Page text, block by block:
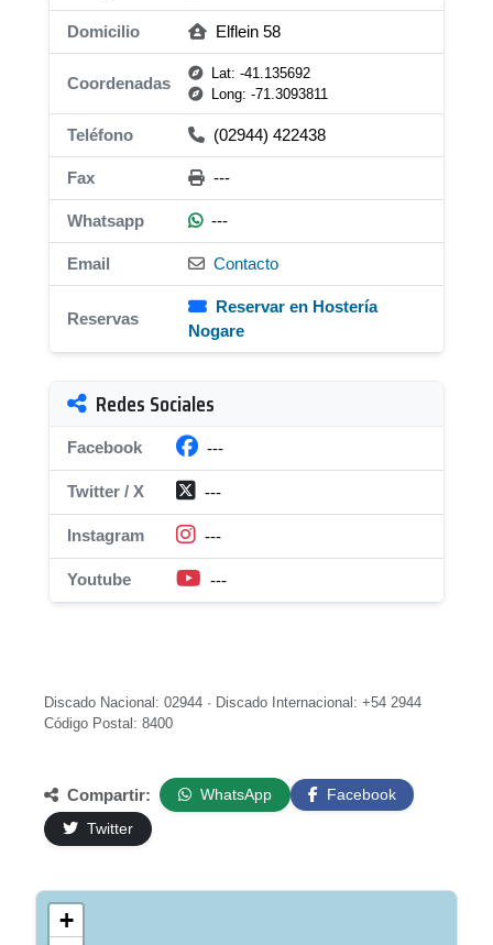
Domicilio Elflein 58
Coordenadas
Lat: -41.135692
Long: -71.3093811
Teléfono (02944) 422438
Fax ---
Whatsapp ---
Email Contacto
Reservas
Reservar en Hostería
Nogare
Redes Sociales
Facebook ---
Twitter / X ---
Instagram ---
Youtube ---
Discado Nacional: 02944 · Discado Internacional: +54 2944
Código Postal: 8400
Compartir: WhatsApp
Facebook
Twitter
+